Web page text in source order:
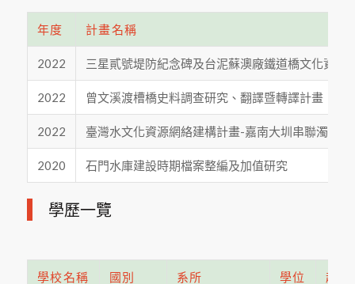
年度 計畫名稱
2022 三星貳號堤防紀念碑及台泥蘇澳廠鐵道橋文化資產
2022 曾文溪渡槽橋史料調查研究、翻譯暨轉譯計畫
2022 臺灣水文化資源網絡建構計畫-嘉南大圳串聯濁水
2020 石門水庫建設時期檔案整編及加值研究
學歷一覽
學校名稱 國別 系所 學位 起迄